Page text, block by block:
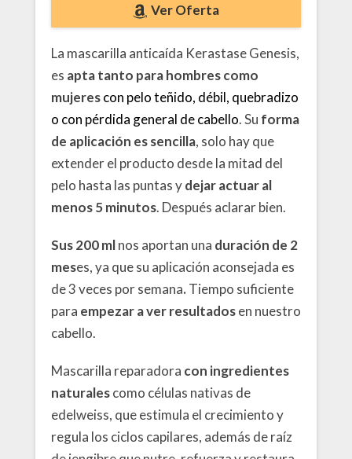
Ver Oferta
La mascarilla anticaída Kerastase Genesis,
es apta tanto para hombres como
mujeres con pelo teñido, débil, quebradizo
o con pérdida general de cabello. Su forma
de aplicación es sencilla, solo hay que
extender el producto desde la mitad del
pelo hasta las puntas ydejar actuar al
menos 5 minutos. Después aclarar bien.
Sus 200 mlnos aportan una duración de 2
meses, ya que su aplicación aconsejada es
de 3 veces por semana.Tiempo suficiente
para empezar a ver resultadosen nuestro
cabello.
Mascarilla reparadora con ingredientes
naturalescomo células nativas de
edelweiss, que estimula el crecimiento y
regula los ciclos capilares, además de raíz